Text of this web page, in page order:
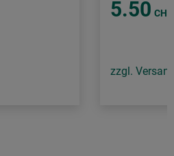
5.50 CHF
zzgl.